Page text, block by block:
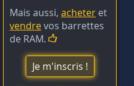
Mais aussi, acheter et
vendrevos barrettes
de RAM.
Je m'inscris !